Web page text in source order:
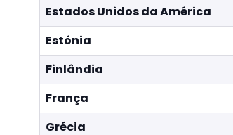
Estados Unidos da América
Estónia
Finlândia
França
Grécia